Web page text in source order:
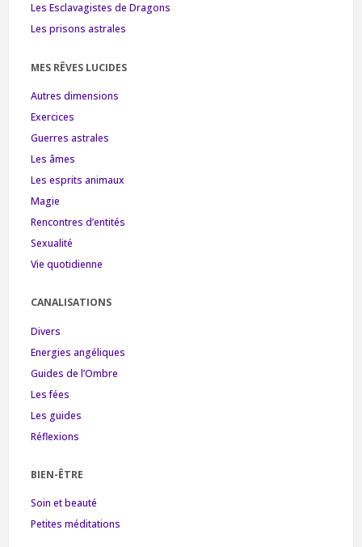
Les Esclavagistes de Dragons
Les prisons astrales
MES RÊVES LUCIDES
Autres dimensions
Exercices
Guerres astrales
Les âmes
Les esprits animaux
Magie
Rencontres d’entités
Sexualité
Vie quotidienne
CANALISATIONS
Divers
Energies angéliques
Guides de l’Ombre
Les fées
Les guides
Réflexions
BIEN-ÊTRE
Soin et beauté
Petites méditations